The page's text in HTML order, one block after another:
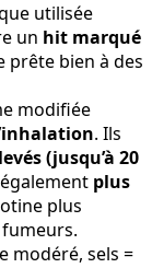
utilisée
un hit marqué
prête bien à des
modifiée
. Ils
(jusqu’à 20
plus
plus
modéré, sels =